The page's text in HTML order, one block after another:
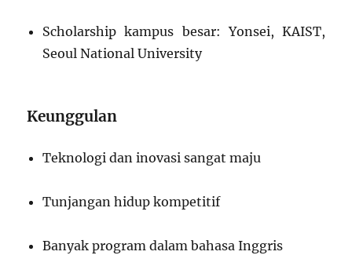
Scholarship kampus besar: Yonsei, KAIST,
Seoul National University
Keunggulan
Teknologi dan inovasi sangat maju
Tunjangan hidup kompetitif
Banyak program dalam bahasa Inggris